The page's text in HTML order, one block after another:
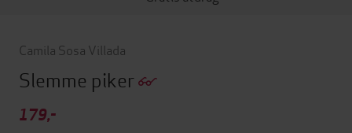
Camila Sosa Villada
Slemme piker
179,-